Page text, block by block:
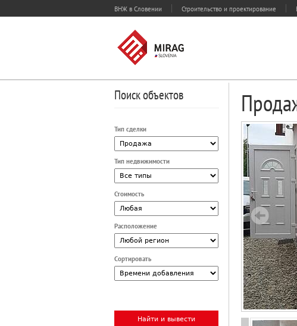
ВНЖ в Словении Строительство и проектирование
Поиск объектов
Тип сделки
Тип недвижимости
Стоимость
Расположение
Сортировать